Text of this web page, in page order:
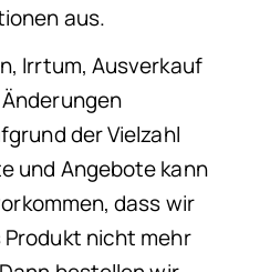
aus.
Irrtum, Ausverkauf
der Vielzahl
und Angebote kann
dass wir
nicht mehr